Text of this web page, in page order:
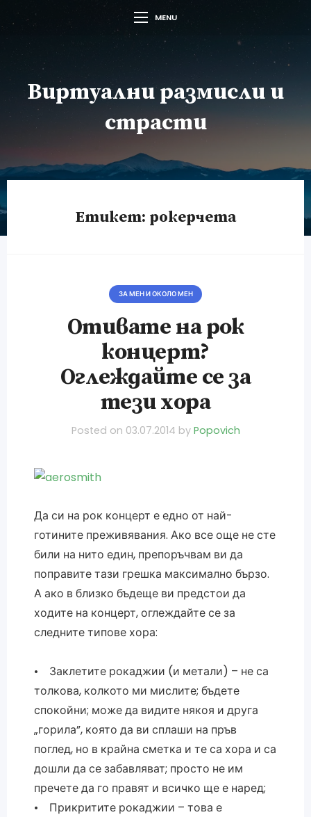
MENU
Виртуални размисли и
страсти
Етикет: рокерчета
ЗА МЕН И ОКОЛО МЕН
Отивате на рок
концерт?
Оглеждайте се за
тези хора
Posted on 03.07.2014 by Popovich
Да си на рок концерт е едно от най-
готините преживявания. Ако все още не сте
били на нито един, препоръчвам ви да
поправите тази грешка максимално бързо.
А ако в близко бъдеще ви предстои да
ходите на концерт, оглеждайте се за
следните типове хора:
• Заклетите рокаджии (и метали) – не са
толкова, колкото ми мислите; бъдете
спокойни; може да видите някоя и друга
„горила”, която да ви сплаши на пръв
поглед, но в крайна сметка и те са хора и са
дошли да се забавляват; просто не им
пречете да го правят и всичко ще е наред;
• Прикритите рокаджии – това е